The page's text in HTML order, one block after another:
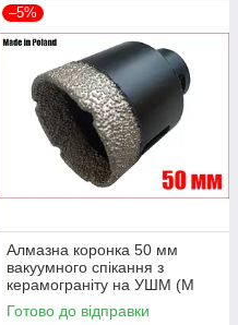
–5%
Алмазна коронка 50 мм
вакуумного спікання з
керамограніту на УШМ (М
14) Richmann
Industrial,Польща
Готово до відправки